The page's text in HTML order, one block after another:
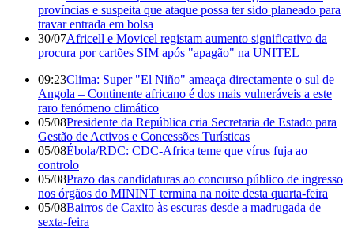
províncias e suspeita que ataque possa ter sido planeado para
travar entrada em bolsa
30/07Africell e Movicel registam aumento significativo da
procura por cartões SIM após "apagão" na UNITEL
09:23Clima: Super "El Niño" ameaça directamente o sul de
Angola – Continente africano é dos mais vulneráveis a este
raro fenómeno climático
05/08Presidente da República cria Secretaria de Estado para
Gestão de Activos e Concessões Turísticas
05/08Ébola/RDC: CDC-Africa teme que vírus fuja ao
controlo
05/08Prazo das candidaturas ao concurso público de ingresso
nos órgãos do MININT termina na noite desta quarta-feira
05/08Bairros de Caxito às escuras desde a madrugada de
sexta-feira